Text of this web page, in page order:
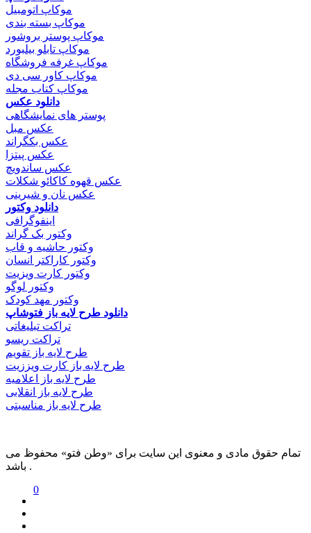
موکاپ اتومبیل
موکاپ بسته بندی
موکاپ پوستر بروشور
موکاپ تابلو بیلبورد
موکاپ غرفه فروشگاه
موکاپ کاور سی دی
موکاپ کتاب مجله
دانلود عکس
پوستر های نمایشگاهی
عکس مبل
عکس بکگراند
عکس پیتزا
عکس ساندویچ
عکس قهوه کاکائو شکلات
عکس نان و شیرینی
دانلود وکتور
اینفوگرافی
وکتور بک گراند
وکتور حاشیه و قاب
وکتور کاراکتر انسان
وکتور کارت ویزیت
وکتور لوگو
وکتور مهد کودک
دانلود طرح لایه باز فتوشاپ
تراکت تبلیغاتی
تراکت ریسو
طرح لایه باز تقویم
طرح لایه باز کارت ویززیت
طرح لایه باز اعلامیه
طرح لایه باز انقلابی
طرح لایه باز مناسبتی
تمام حقوق مادی و معنوی این سایت برای «وطن فتو» محفوظ می
باشد .
0